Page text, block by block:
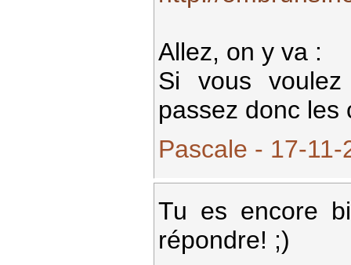
Allez, on y va :
Si vous
passez donc les
Pascale - 17-
Tu es encore
répondre! ;)